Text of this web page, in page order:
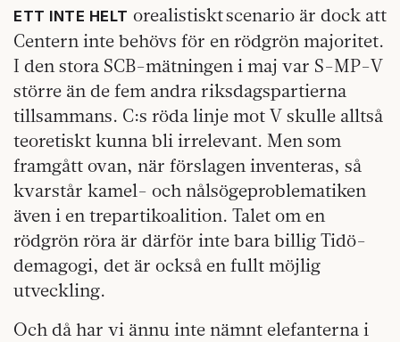
ETT INTE HELT orealistiskt scenario är dock att
Centern inte behövs för en rödgrön majoritet.
I den stora SCB-mätningen i maj var S-MP-V
större än de fem andra riksdagspartierna
tillsammans. C:s röda linje mot V skulle alltså
teoretiskt kunna bli irrelevant. Men som
framgått ovan, när förslagen inventeras, så
kvarstår kamel- och nålsögeproblematiken
även i en trepartikoalition. Talet om en
rödgrön röra är därför inte bara billig Tidö-
demagogi, det är också en fullt möjlig
utveckling.
Och då har vi ännu inte nämnt elefanterna i